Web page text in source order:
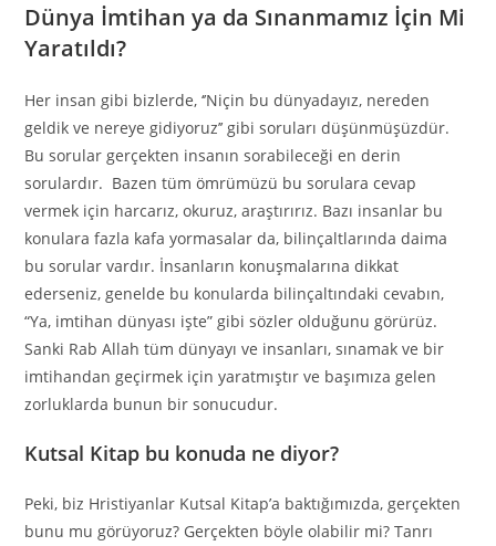
Dünya İmtihan ya da Sınanmamız İçin Mi
Yaratıldı?
Her insan gibi bizlerde, ‘’Niçin bu dünyadayız, nereden
geldik ve nereye gidiyoruz’’ gibi soruları düşünmüşüzdür.
Bu sorular gerçekten insanın sorabileceği en derin
sorulardır. Bazen tüm ömrümüzü bu sorulara cevap
vermek için harcarız, okuruz, araştırırız. Bazı insanlar bu
konulara fazla kafa yormasalar da, bilinçaltlarında daima
bu sorular vardır. İnsanların konuşmalarına dikkat
ederseniz, genelde bu konularda bilinçaltındaki cevabın,
“Ya, imtihan dünyası işte” gibi sözler olduğunu görürüz.
Sanki Rab Allah tüm dünyayı ve insanları, sınamak ve bir
imtihandan geçirmek için yaratmıştır ve başımıza gelen
zorluklarda bunun bir sonucudur.
Kutsal Kitap bu konuda ne diyor?
Peki, biz Hristiyanlar Kutsal Kitap’a baktığımızda, gerçekten
bunu mu görüyoruz? Gerçekten böyle olabilir mi? Tanrı